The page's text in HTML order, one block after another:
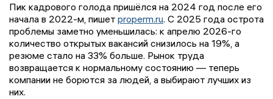
Пик кадрового голода пришёлся на 2024 год после его
начала в 2022-м, пишет properm.ru. С 2025 года острота
проблемы заметно уменьшилась: к апрелю 2026-го
количество открытых вакансий снизилось на 19%, а
резюме стало на 33% больше. Рынок труда
возвращается к нормальному состоянию — теперь
компании не борются за людей, а выбирают лучших из
них.